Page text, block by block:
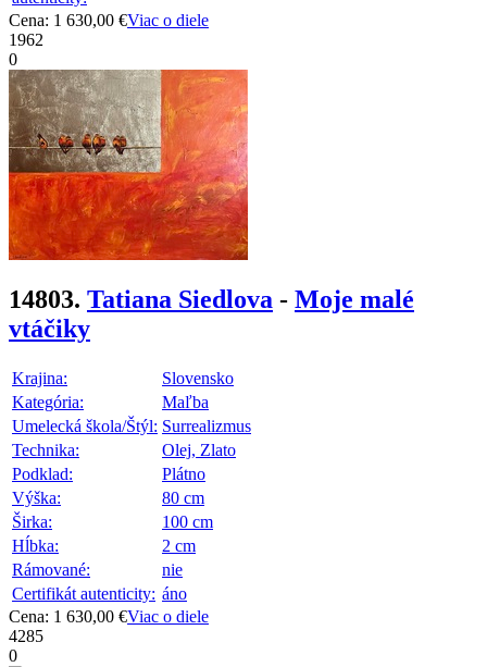
Cena: 1 630,00 €Viac o diele
1962
0
14803. Tatiana Siedlova - Moje malé
vtáčiky
Krajina:
Slovensko
Kategória:
Maľba
Umelecká škola/Štýl: Surrealizmus
Technika:
Olej, Zlato
Podklad:
Plátno
Výška:
80 cm
Širka:
100 cm
Hĺbka:
2 cm
Rámované:
nie
Certifikát autenticity: áno
Cena: 1 630,00 €Viac o diele
4285
0